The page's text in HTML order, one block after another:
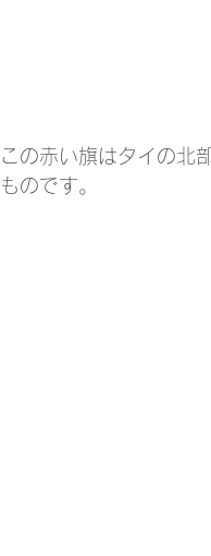
この赤い旗はタイの北
ものです。